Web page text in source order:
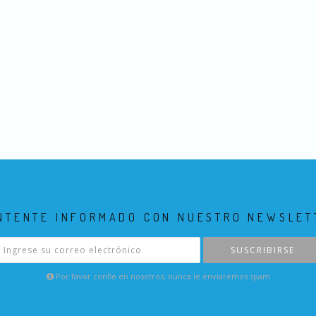
INFORMADO CON NUESTRO
SUSCRIBIRSE
Por favor confie en nosotros, nunca le enviaremos spam